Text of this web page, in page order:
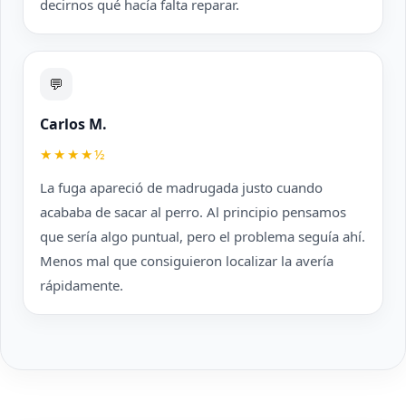
decirnos qué hacía falta reparar.
💬
Carlos M.
★★★★½
La fuga apareció de madrugada justo cuando
acababa de sacar al perro. Al principio pensamos
que sería algo puntual, pero el problema seguía ahí.
Menos mal que consiguieron localizar la avería
rápidamente.